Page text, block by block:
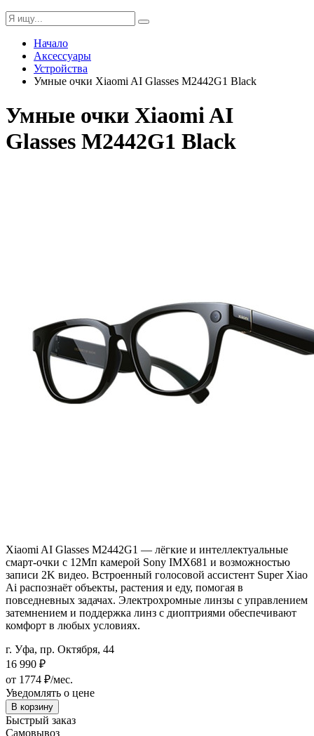
Начало
Аксессуары
Устройства
Умные очки Xiaomi AI Glasses M2442G1 Black
Умные очки Xiaomi AI
Glasses M2442G1 Black
Xiaomi AI Glasses M2442G1 — лёгкие и интеллектуальные
смарт-очки с 12Мп камерой Sony IMX681 и возможностью
записи 2K видео. Встроенный голосовой ассистент Super Xiao
Ai распознаёт объекты, растения и еду, помогая в
повседневных задачах. Электрохромные линзы с управлением
затемнением и поддержка линз с диоптриями обеспечивают
комфорт в любых условиях.
г. Уфа, пр. Октября, 44
16 990 ₽
от 1774 ₽/мес.
Уведомлять о цене
В корзину
Быстрый заказ
Самовывоз